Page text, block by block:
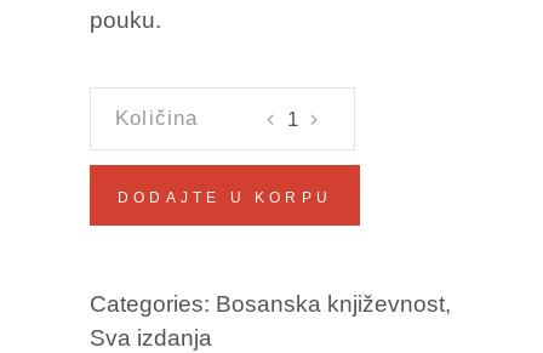
pouku.
Mustafa
Bašeskija
DODAJTE U KORPU
Categories: Bosanska književnost,
Sva izdanja